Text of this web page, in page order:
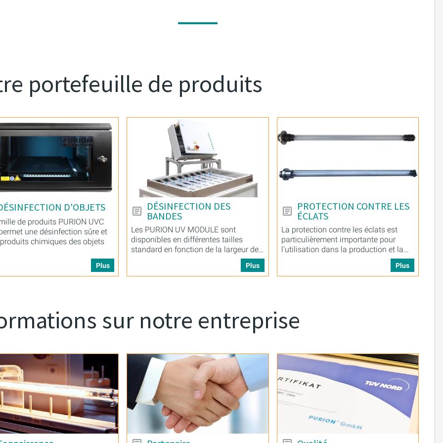
portefeuille de produits
D'OBJETS
de produits PURION UVC
une désinfection sûre et
chimiques des objets
Plus
DÉSINFECTION DES
BANDES
Les PURION UV MODULE sont
disponibles en différentes tailles
standard en fonction de la largeur de
Plus
PROTECTION CONTRE LES
ÉCLATS
La protection contre les éclats est
particulièrement importante pour
l'utilisation dans la production et la
Plus
sur notre entreprise